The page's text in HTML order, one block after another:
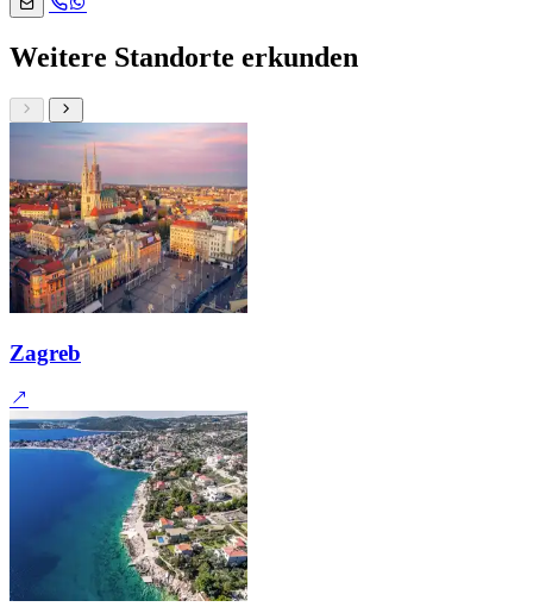
Weitere Standorte erkunden
Zagreb